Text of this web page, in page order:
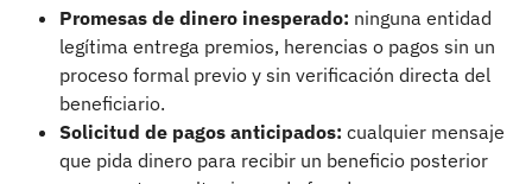
Promesas de dinero inesperado: ninguna entidad
legítima entrega premios, herencias o pagos sin un
proceso formal previo y sin verificación directa del
beneficiario.
Solicitud de pagos anticipados: cualquier mensaje
que pida dinero para recibir un beneficio posterior